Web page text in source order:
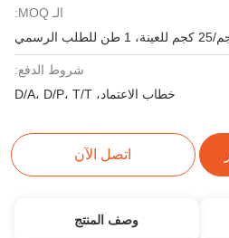
الـ MOQ:
شروط الدفع:
خطاب الاعتماد، D/A، D/P، T/T
اتصل الآن
وصف المنتج